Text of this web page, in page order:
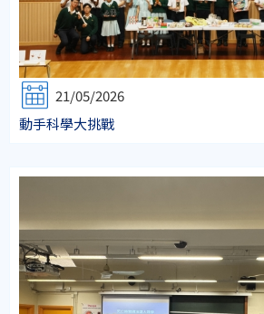
21/05/2026
動手科學大挑戰